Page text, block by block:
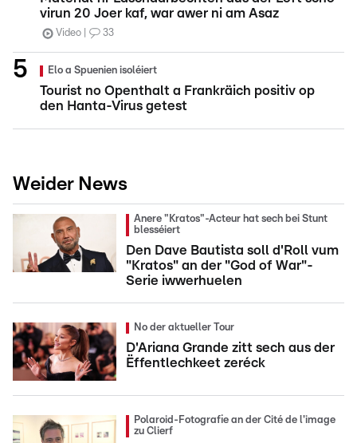
virun 20 Joer kaf, war awer ni am Asaz
Video 33
Elo a Spuenien isoléiert
Tourist no Openthalt a Frankräich positiv op
den Hanta-Virus getest
Weider News
Anere "Kratos"-Acteur hat sech bei Stunt
blesséiert
Den Dave Bautista soll d'Roll vum
"Kratos" an der "God of War"-
Serie iwwerhuelen
No der aktueller Tour
D'Ariana Grande zitt sech aus der
Ëffentlechkeet zeréck
Polaroid-Fotografie an der Cité de l'image
zu Clierf